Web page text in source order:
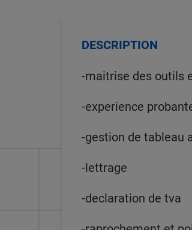
DESCRIPTION
-maitrise des outils
-experience
-gestion de tableau
-lettrage
-declaration de tva